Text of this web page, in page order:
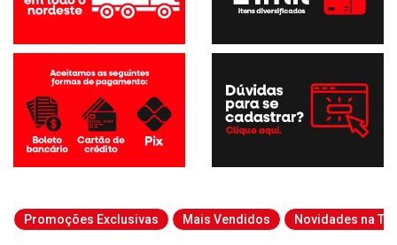
Promoções Exclusivas Mais Vendidos Novidades na